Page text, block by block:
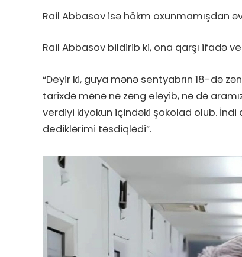
Rail Abbasov isə hökm oxunmamışdan
Rail Abbasov bildirib ki, ona qarşı ifadə
“Deyir ki, guya mənə sentyabrın 18-də
tarixdə mənə nə zəng eləyib, nə də
verdiyi klyokun içindəki şokolad olub. İndi
dediklərimi təsdiqlədi”.